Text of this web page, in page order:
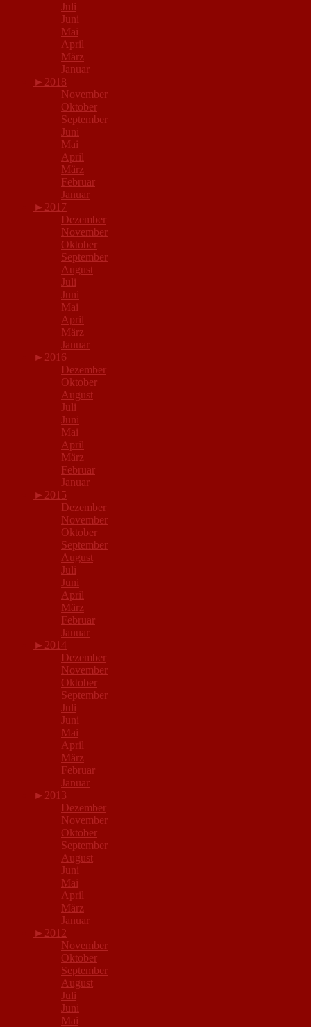
Juli
Juni
Mai
April
März
Januar
► 2018
November
Oktober
September
Juni
Mai
April
März
Februar
Januar
► 2017
Dezember
November
Oktober
September
August
Juli
Juni
Mai
April
März
Januar
► 2016
Dezember
Oktober
August
Juli
Juni
Mai
April
März
Februar
Januar
► 2015
Dezember
November
Oktober
September
August
Juli
Juni
April
März
Februar
Januar
► 2014
Dezember
November
Oktober
September
Juli
Juni
Mai
April
März
Februar
Januar
► 2013
Dezember
November
Oktober
September
August
Juni
Mai
April
März
Januar
► 2012
November
Oktober
September
August
Juli
Juni
Mai